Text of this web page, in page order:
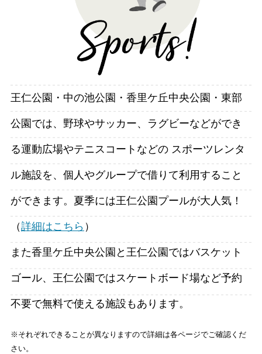
王仁公園・中の池公園・香里ケ丘中央公園・東部
公園では、野球やサッカー、ラグビーなどができ
る運動広場やテニスコートなどの スポーツレンタ
ル施設を、個人やグループで借りて利用すること
ができます。夏季には王仁公園プールが大人気！
（詳細はこちら ）
また香里ケ丘中央公園と王仁公園ではバスケット
ゴール、王仁公園ではスケートボード場など予約
不要で無料で使える施設もあります。
※それぞれできることが異なりますので詳細は各ページでご確認くだ
さい。